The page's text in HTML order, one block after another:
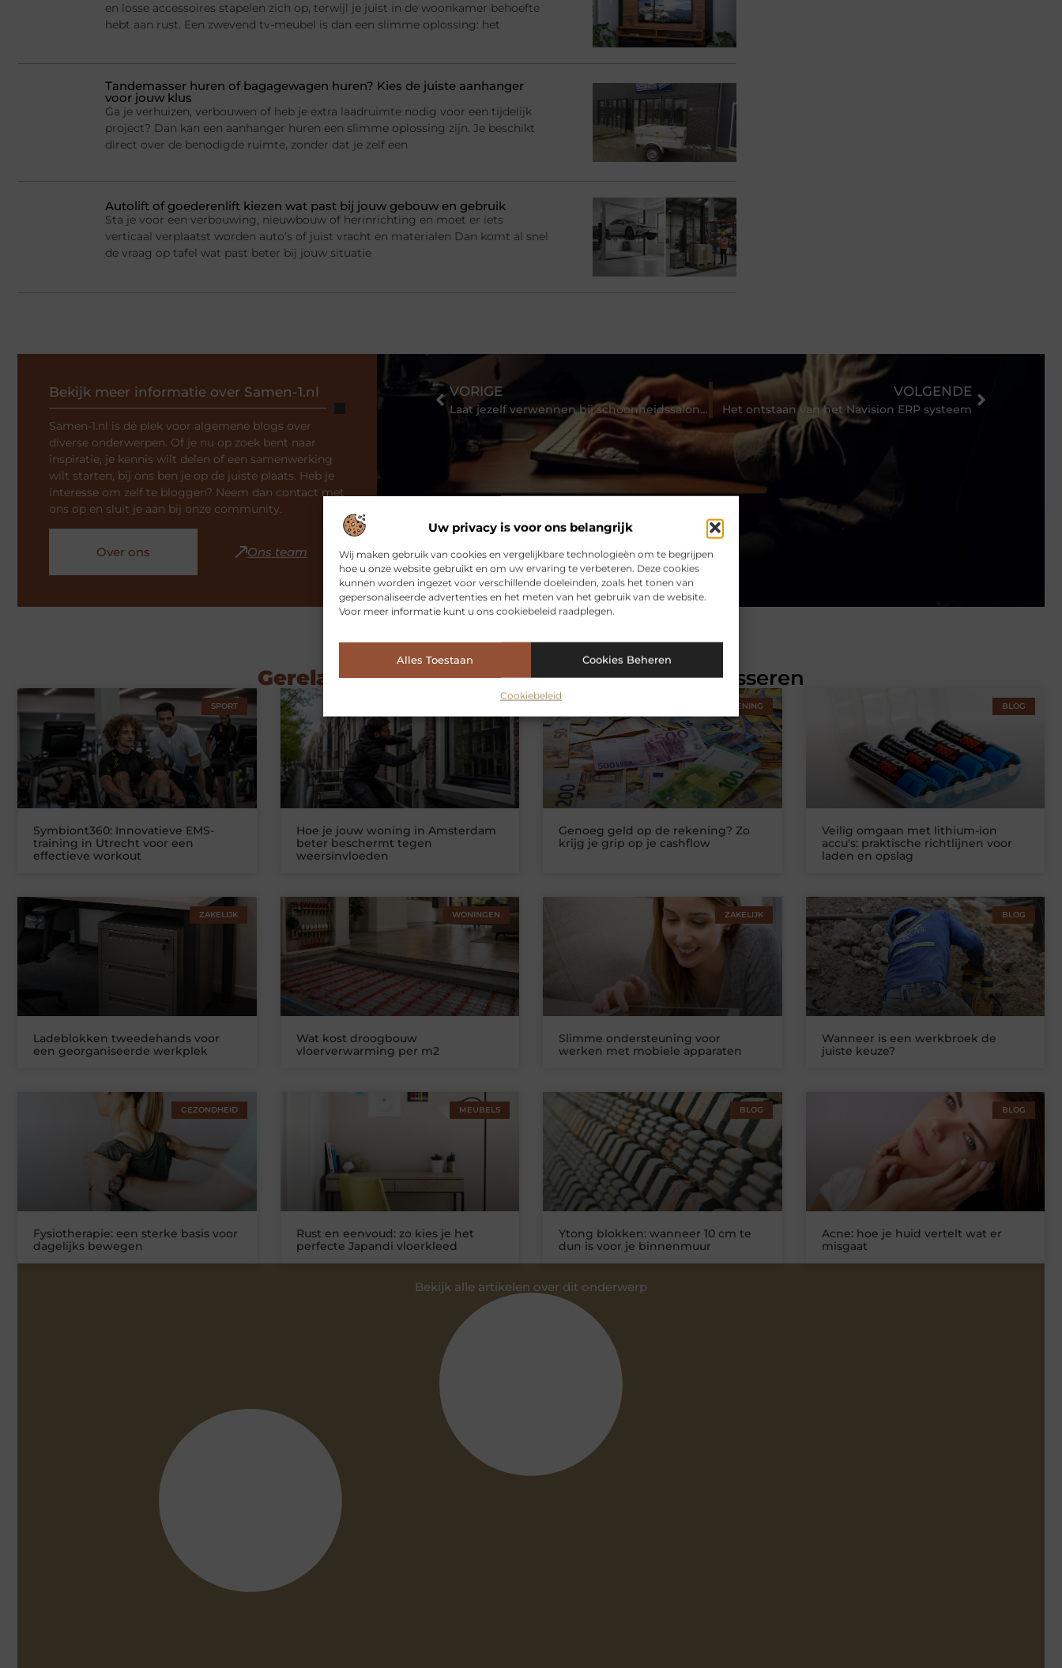
Uw privacy is voor ons belangrijk
Wij maken gebruik van cookies en vergelijkbare technologieën om te begrijpen
hoe u onze website gebruikt en om uw ervaring te verbeteren. Deze cookies
kunnen worden ingezet voor verschillende doeleinden, zoals het tonen van
gepersonaliseerde advertenties en het meten van het gebruik van de website.
Voor meer informatie kunt u ons cookiebeleid raadplegen.
Alles Toestaan Cookies Beheren
Cookiebeleid
en losse accessoires stapelen zich op, terwijl je juist in de woonkamer behoefte
hebt aan rust. Een zwevend tv-meubel is dan een slimme oplossing: het
Tandemasser huren of bagagewagen huren? Kies de juiste aanhanger
voor jouw klus
Ga je verhuizen, verbouwen of heb je extra laadruimte nodig voor een tijdelijk
project? Dan kan een aanhanger huren een slimme oplossing zijn. Je beschikt
direct over de benodigde ruimte, zonder dat je zelf een
Autolift of goederenlift kiezen wat past bij jouw gebouw en gebruik
Sta je voor een verbouwing, nieuwbouw of herinrichting en moet er iets
verticaal verplaatst worden auto’s of juist vracht en materialen Dan komt al snel
de vraag op tafel wat past beter bij jouw situatie
Bekijk meer informatie over Samen-1.nl
Samen-1.nl is dé plek voor algemene blogs over
diverse onderwerpen. Of je nu op zoek bent naar
inspiratie, je kennis wilt delen of een samenwerking
wilt starten, bij ons ben je op de juiste plaats. Heb je
interesse om zelf te bloggen? Neem dan contact met
ons op en sluit je aan bij onze community.
Over ons Ons team
VORIGE
Laat jezelf verwennen bij schoonheidssalon Soest
VOLGENDE
Het ontstaan van het Navision ERP systeem
Gerelateerde artikelendie u mogelijk interesseren
SPORT
Symbiont360: Innovatieve EMS-
training in Utrecht voor een
effectieve workout
Hoe je jouw woning in Amsterdam
beter beschermt tegen
weersinvloeden
ZAKELIJKE DIENSTVERLENING
Genoeg geld op de rekening? Zo
krijg je grip op je cashflow
BLOG
Veilig omgaan met lithium-ion
accu's: praktische richtlijnen voor
laden en opslag
ZAKELIJK
Ladeblokken tweedehands voor
een georganiseerde werkplek
WONINGEN
Wat kost droogbouw
vloerverwarming per m2
ZAKELIJK
Slimme ondersteuning voor
werken met mobiele apparaten
BLOG
Wanneer is een werkbroek de
juiste keuze?
GEZONDHEID
Fysiotherapie: een sterke basis voor
dagelijks bewegen
MEUBELS
Rust en eenvoud: zo kies je het
perfecte Japandi vloerkleed
BLOG
Ytong blokken: wanneer 10 cm te
dun is voor je binnenmuur
BLOG
Acne: hoe je huid vertelt wat er
misgaat
Bekijk alle artikelen over dit onderwerp